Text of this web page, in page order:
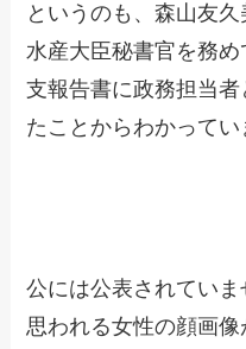
というのも、森山友
水産大臣秘書官を務
支報告書に政務担当
たことからわかってい
公には公表されてい
思われる女性の顔画像